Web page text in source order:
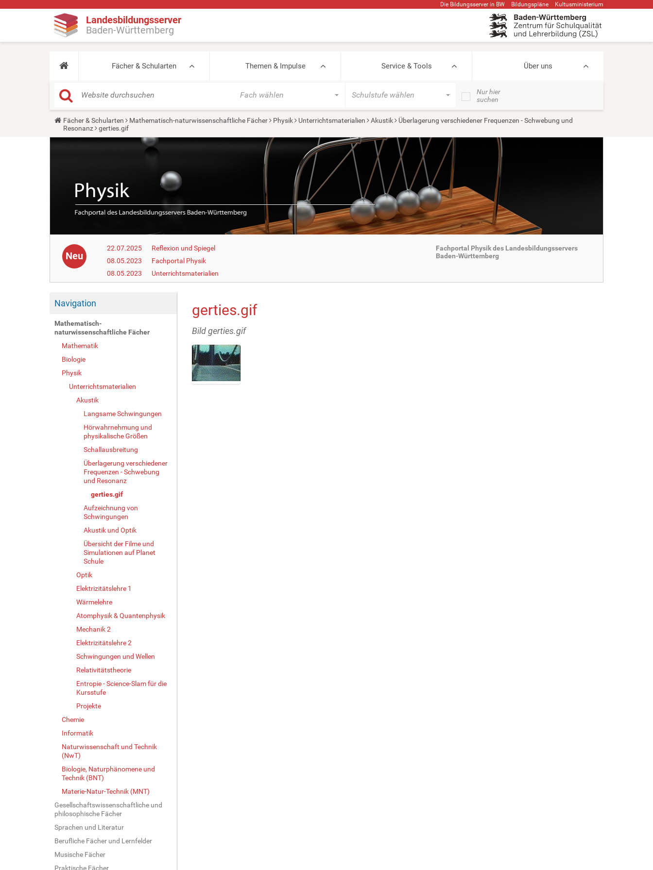
Die Bildungsserver in BW Bildungspläne Kultusministerium
Landesbildungsserver
Baden-Württemberg
Fächer & Schularten Themen & Impulse Service & Tools Über uns
Fach wählen Schulstufe wählen
Nur hier
suchen
Y
u
Fächer & Schularten Mathematisch-naturwissenschaftliche Fächer Physik Unterrichtsmaterialien Akustik
Überlagerung verschiedener Frequenzen - Schwebung und
Resonanz
gerties.gif
Neu
22.07.2025
Reflexion und Spiegel
08.05.2023
Fachportal Physik
08.05.2023
Unterrichtsmaterialien
Fachportal Physik des Landesbildungsservers
Baden-Württemberg
Navigation
Mathematisch-
naturwissenschaftliche Fächer
Mathematik
Biologie
Physik
Unterrichtsmaterialien
Akustik
Langsame Schwingungen
Hörwahrnehmung und
physikalische Größen
Schallausbreitung
Überlagerung verschiedener
Frequenzen - Schwebung
und Resonanz
gerties.gif
Aufzeichnung von
Schwingungen
Akustik und Optik
Übersicht der Filme und
Simulationen auf Planet
Schule
Optik
Elektrizitätslehre 1
Wärmelehre
Atomphysik & Quantenphysik
Mechanik 2
Elektrizitätslehre 2
Schwingungen und Wellen
Relativitätstheorie
Entropie - Science-Slam für die
Kursstufe
Projekte
Chemie
Informatik
Naturwissenschaft und Technik
(NwT)
Biologie, Naturphänomene und
Technik (BNT)
Materie-Natur-Technik (MNT)
Gesellschaftswissenschaftliche und
philosophische Fächer
Sprachen und Literatur
Berufliche Fächer und Lernfelder
Musische Fächer
Praktische Fächer
gerties.gif
Bild gerties.gif